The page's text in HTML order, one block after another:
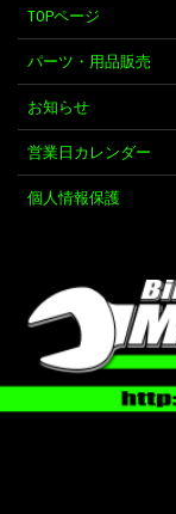
TOPページ
パーツ・用品販売
お知らせ
営業日カレンダー
個人情報保護